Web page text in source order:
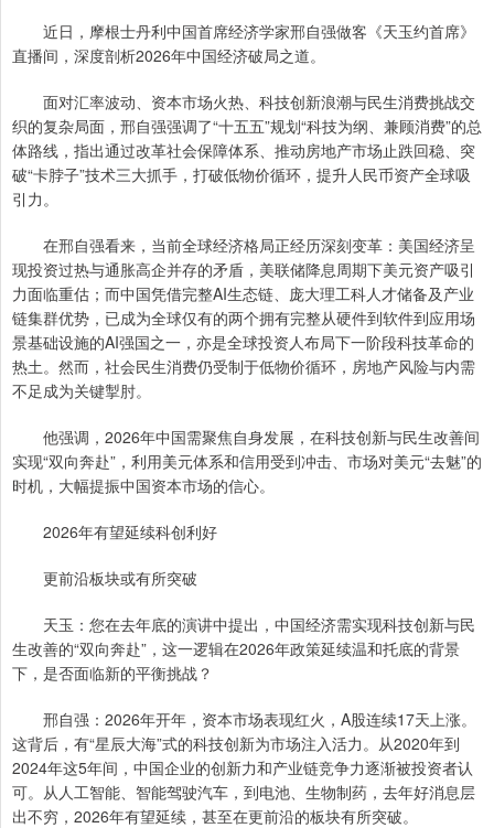
近日，摩根士丹利中国首席经济学家邢自强做客《天玉约首席》
直播间，深度剖析2026年中国经济破局之道。
面对汇率波动、资本市场火热、科技创新浪潮与民生消费挑战交
织的复杂局面，邢自强强调了“十五五”规划“科技为纲、兼顾消费”的总
体路线，指出通过改革社会保障体系、推动房地产市场止跌回稳、突
破“卡脖子”技术三大抓手，打破低物价循环，提升人民币资产全球吸
引力。
在邢自强看来，当前全球经济格局正经历深刻变革：美国经济呈
现投资过热与通胀高企并存的矛盾，美联储降息周期下美元资产吸引
力面临重估；而中国凭借完整AI生态链、庞大理工科人才储备及产业
链集群优势，已成为全球仅有的两个拥有完整从硬件到软件到应用场
景基础设施的AI强国之一，亦是全球投资人布局下一阶段科技革命的
热土。然而，社会民生消费仍受制于低物价循环，房地产风险与内需
不足成为关键掣肘。
他强调，2026年中国需聚焦自身发展，在科技创新与民生改善间
实现“双向奔赴”，利用美元体系和信用受到冲击、市场对美元“去魅”的
时机，大幅提振中国资本市场的信心。
2026年有望延续科创利好
更前沿板块或有所突破
天玉：您在去年底的演讲中提出，中国经济需实现科技创新与民
生改善的“双向奔赴”，这一逻辑在2026年政策延续温和托底的背景
下，是否面临新的平衡挑战？
邢自强：2026年开年，资本市场表现红火，A股连续17天上涨。
这背后，有“星辰大海”式的科技创新为市场注入活力。从2020年到
2024年这5年间，中国企业的创新力和产业链竞争力逐渐被投资者认
可。从人工智能、智能驾驶汽车，到电池、生物制药，去年好消息层
出不穷，2026年有望延续，甚至在更前沿的板块有所突破。